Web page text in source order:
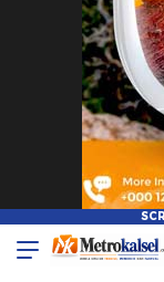
Metro Kalsel
Media